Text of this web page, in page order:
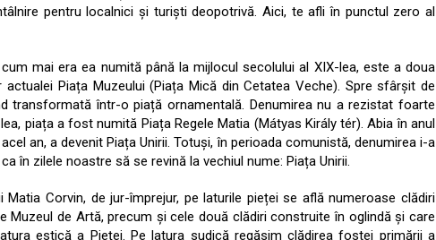
pentru localnici și turiști deopotrivă. Aici, te afli în punctul zero al
mai era ea numită până la mijlocul secolului al XIX-lea, este a doua
Piața Muzeului (Piața Mică din Cetatea Veche). Spre sfârșit de
transformată într-o piață ornamentală. Denumirea nu a rezistat foarte
piața a fost numită Piața Regele Matia (Mátyas Király tér). Abia în anul
an, a devenit Piața Unirii. Totuși, în perioada comunistă, denumirea i-a
în zilele noastre să se revină la vechiul nume: Piața Unirii.
Corvin, de jur-împrejur, pe laturile pieței se află numeroase clădiri
Muzeul de Artă, precum și cele două clădiri construite în oglindă și care
estică a Pieței. Pe latura sudică regăsim clădirea fostei primării a